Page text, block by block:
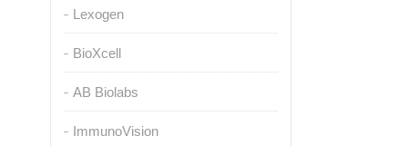
Lexogen
BioXcell
AB Biolabs
ImmunoVision